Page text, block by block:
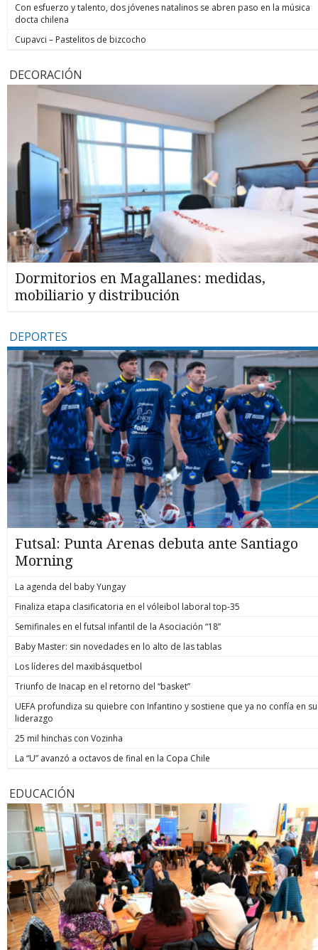
Con esfuerzo y talento, dos jóvenes natalinos se abren paso en la música
docta chilena
Cupavci – Pastelitos de bizcocho
DECORACIÓN
Dormitorios en Magallanes: medidas,
mobiliario y distribución
DEPORTES
Futsal: Punta Arenas debuta ante Santiago
Morning
La agenda del baby Yungay
Finaliza etapa clasificatoria en el vóleibol laboral top-35
Semifinales en el futsal infantil de la Asociación “18”
Baby Master: sin novedades en lo alto de las tablas
Los líderes del maxibásquetbol
Triunfo de Inacap en el retorno del “basket”
UEFA profundiza su quiebre con Infantino y sostiene que ya no confía en su
liderazgo
25 mil hinchas con Vozinha
La “U” avanzó a octavos de final en la Copa Chile
EDUCACIÓN